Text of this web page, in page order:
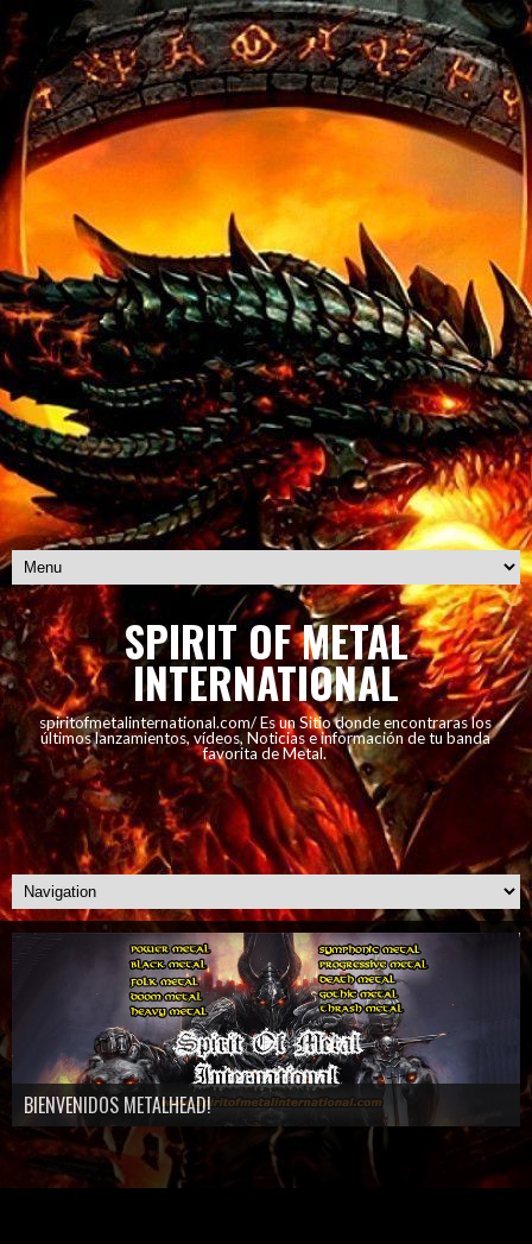
SPIRIT OF METAL
INTERNATIONAL
spiritofmetalinternational.com/ Es un Sitio donde encontraras los
últimos lanzamientos, vídeos, Noticias e información de tu banda
favorita de Metal.
BIENVENIDOS METALHEAD!